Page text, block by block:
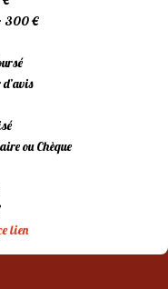
300 €
ou Chèque
lien